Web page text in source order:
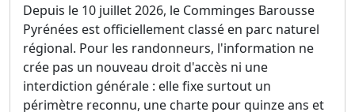
Depuis le 10 juillet 2026, le Comminges Barousse
Pyrénées est officiellement classé en parc naturel
régional. Pour les randonneurs, l'information ne
crée pas un nouveau droit d'accès ni une
interdiction générale : elle fixe surtout un
périmètre reconnu, une charte pour quinze ans et